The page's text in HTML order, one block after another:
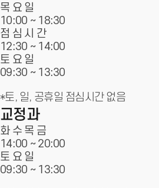
목 요 일
10:00 ~ 18:30
점 심 시 간
12:30 ~ 14:00
토 요 일
09:30 ~ 13:30
*토, 일, 공휴일 점심시간 없음
교정과
화 수 목 금
14:00 ~20:00
토 요 일
09:30 ~ 13:30